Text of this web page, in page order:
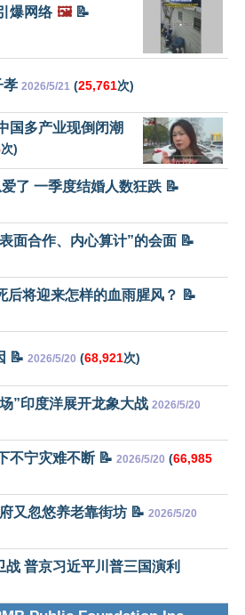
爆网络 🖼️📝
孝 2026/5/21 (25,761次)
国多产业现倒闭潮
次)
了 一季度结婚人数狂跌 📝
面合作、内心算计”的会面 📝
后将迎来怎样的血雨腥风？ 📝
📝 2026/5/20 (68,921次)
”印度洋展开龙象大战 2026/5/20
不宁灾难不断 📝 2026/5/20 (66,985
又忽悠养老靠街坊 📝 2026/5/20
普京习近平川普三国演利